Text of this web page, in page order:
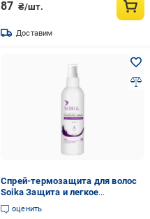
87 ₴/шт.
Доставим
Спрей-термозащита для волос
Soika Защита и легкое
расчесывание 200 мл
оценить